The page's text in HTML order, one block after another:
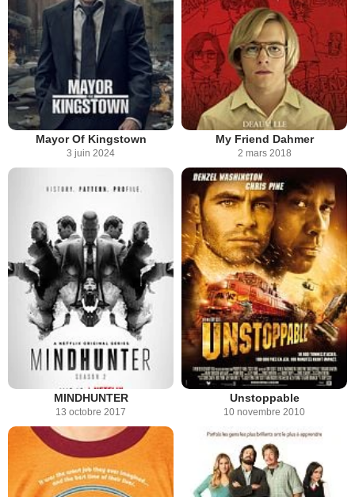
Mayor Of Kingstown
3 juin 2024
My Friend Dahmer
2 mars 2018
MINDHUNTER
13 octobre 2017
Unstoppable
10 novembre 2010